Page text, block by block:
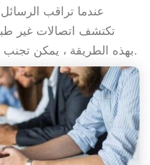
عندما تراقب
تكتشف اتصالات غير
بهذه الطريقة ، يمكن تجنب التهديدات الأمنية الوشيكة بنجاح.